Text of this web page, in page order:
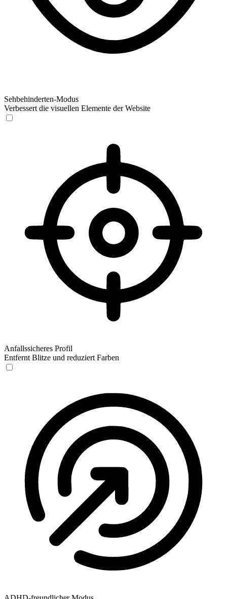
Sehbehinderten-Modus
Verbessert die visuellen Elemente der Website
Anfallssicheres Profil
Entfernt Blitze und reduziert Farben